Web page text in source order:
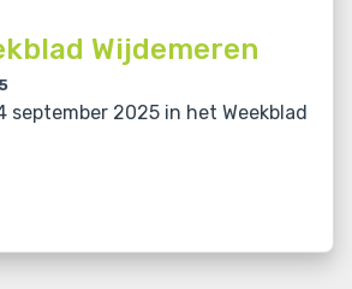
Wijdemeren
september 2025 in het Weekblad